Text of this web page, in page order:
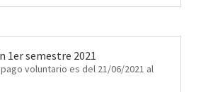
1er semestre 2021
voluntario es del 21/06/2021 al